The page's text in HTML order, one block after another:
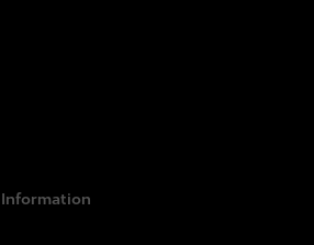
Information